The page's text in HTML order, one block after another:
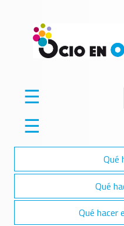
☰
☰
Qué
Qué
Qué hacer